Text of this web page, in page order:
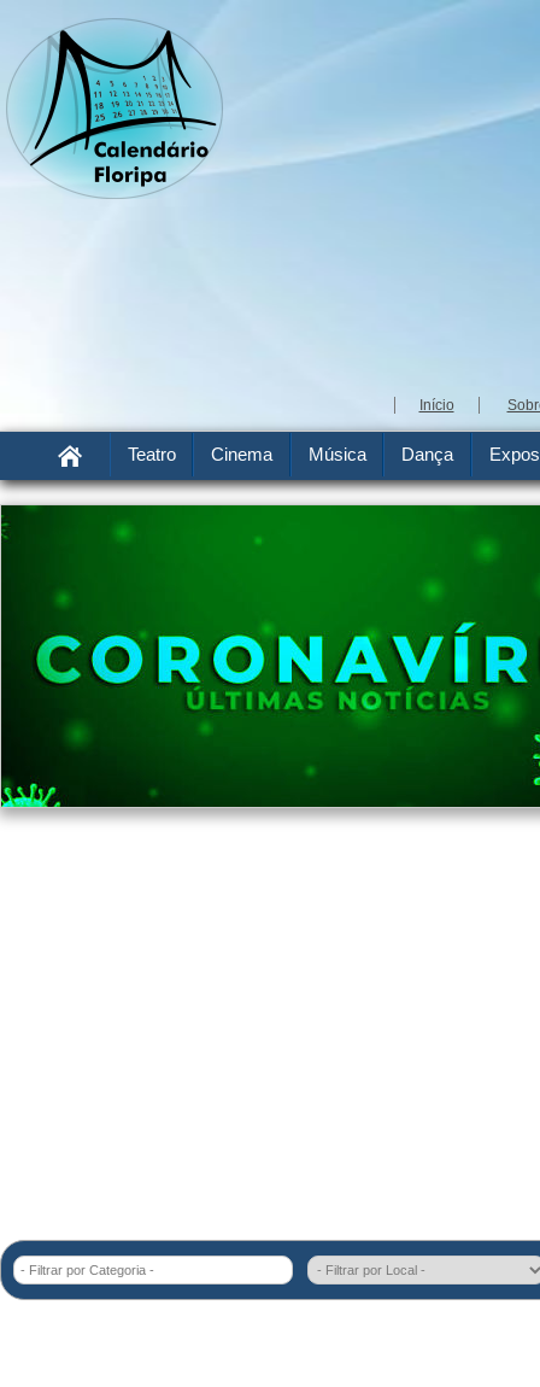
Início
Teatro Cinema Música Dança
- Filtrar por Categoria -